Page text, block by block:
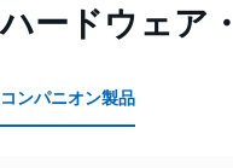
ハードウェア
コンパニオン製品